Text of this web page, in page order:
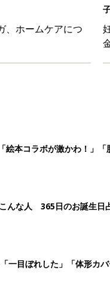
、ホームケアにつ
絵本コラボが激かわ！」
んな人 365日のお誕生日
一目ぼれした」「体形カ